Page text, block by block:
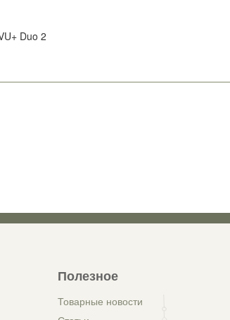
Duo 2
Полезное
Товарные новости